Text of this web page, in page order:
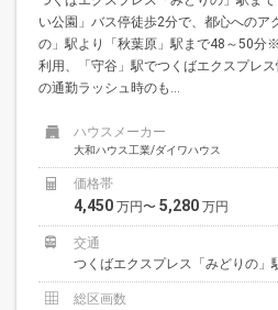
い公園」バス停徒歩2分で、都心へのア
の」駅より「秋葉原」駅まで48～50分
利用、「守谷」駅でつくばエクスプレ
の通勤ラッシュ時のも...
ハウスメーカー
大和ハウス工業/ダイワハウス
価格帯
4,450 万円〜 5,280 万円
交通
つくばエクスプレス「みどりの」
総区画数